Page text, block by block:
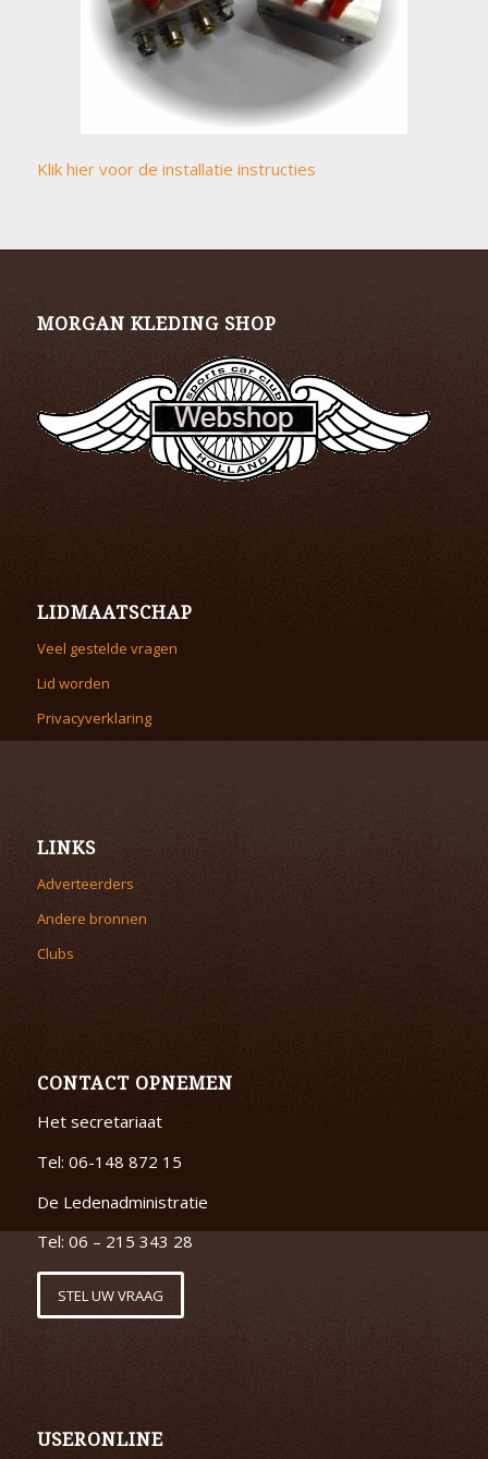
Klik hier voor de installatie instructies
MORGAN KLEDING SHOP
LIDMAATSCHAP
Veel gestelde vragen
Lid worden
Privacyverklaring
LINKS
Adverteerders
Andere bronnen
Clubs
CONTACT OPNEMEN
Het secretariaat
Tel: 06-148 872 15
De Ledenadministratie
Tel: 06 – 215 343 28
STEL UW VRAAG
USERONLINE